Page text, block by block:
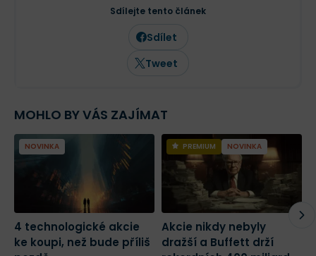
společnosti a value investice. Ve svých
článcích se věnuje investičním
strategiím, psychologii investování a
analýze jednotlivých akcií.
Sdílejte tento článek
Sdílet
Tweet
MOHLO BY VÁS ZAJÍMAT
NOVINKA
4 technologické akcie
ke koupi, než bude příliš
PREMIUM NOVINKA
Akcie nikdy nebyly
dražší a Buffett drží